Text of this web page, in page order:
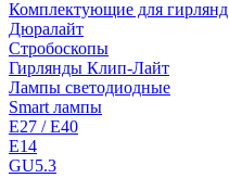
Комплектующие для гирлянд
Дюралайт
Стробоскопы
Гирлянды Клип-Лайт
Лампы светодиодные
Smart лампы
E27 / E40
E14
GU5.3